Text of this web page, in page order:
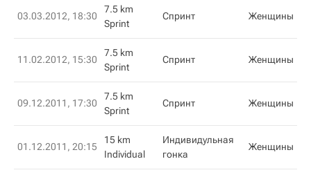
03.03.2012, 18:30
7.5 km
Sprint
Спринт Женщины
11.02.2012, 15:30
7.5 km
Sprint
Спринт Женщины
09.12.2011, 17:30
7.5 km
Sprint
Спринт Женщины
01.12.2011, 20:15
15 km
Individual
Индивидульная
гонка
Женщины